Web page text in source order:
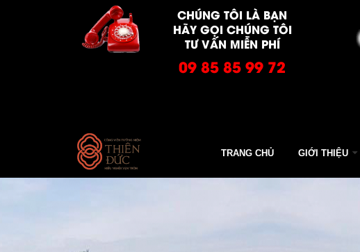
CHÚNG TÔI LÀ BẠN
HÃY GỌI CHÚNG TÔI
TƯ VẤN MIỄN PHÍ
09 85 85 99 72
TRANG CHỦ GIỚI THIỆU